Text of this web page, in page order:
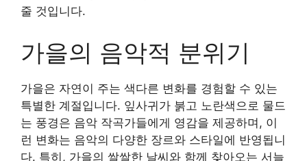
줄 것입니다.
가을의 음악적 분위기
가을은 자연이 주는 색다른 변화를 경험할 수 있는
특별한 계절입니다. 잎사귀가 붉고 노란색으로 물드
는 풍경은 음악 작곡가들에게 영감을 제공하며, 이
런 변화는 음악의 다양한 장르와 스타일에 반영됩니
다. 특히, 가을의 쌀쌀한 날씨와 함께 찾아오는 서늘